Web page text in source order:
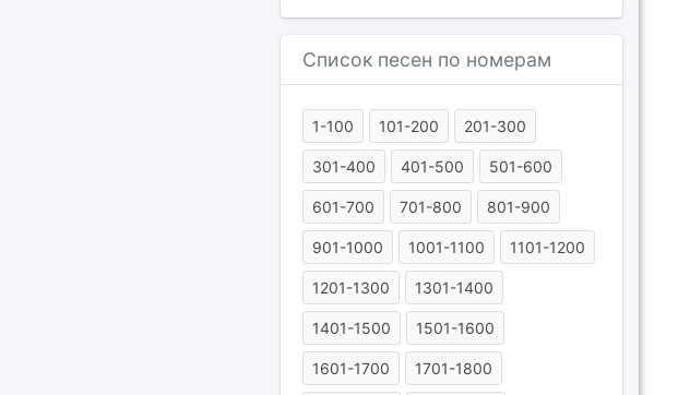
Список песен по номерам
1-100 101-200 201-300
301-400 401-500 501-600
601-700 701-800 801-900
901-1000 1001-1100 1101-1200
1201-1300 1301-1400
1401-1500 1501-1600
1601-1700 1701-1800